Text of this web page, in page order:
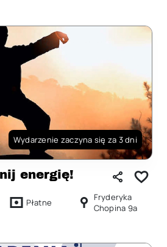
Wydarzenie zaczyna się za 3 dni
energię!
Płatne
Fryderyka
Chopina 9a